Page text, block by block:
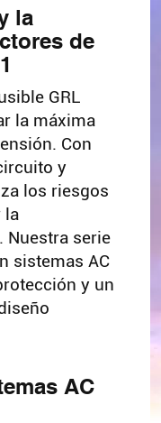
la
de
GRL
la máxima
Con
y
los riesgos
la
serie
sistemas AC
y un
AC